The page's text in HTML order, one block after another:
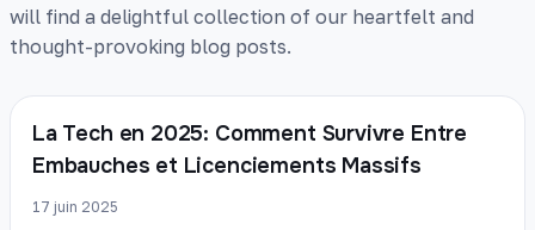
will find a delightful collection of our heartfelt and
thought-provoking blog posts.
La Tech en 2025: Comment Survivre Entre
Embauches et Licenciements Massifs
17 juin 2025